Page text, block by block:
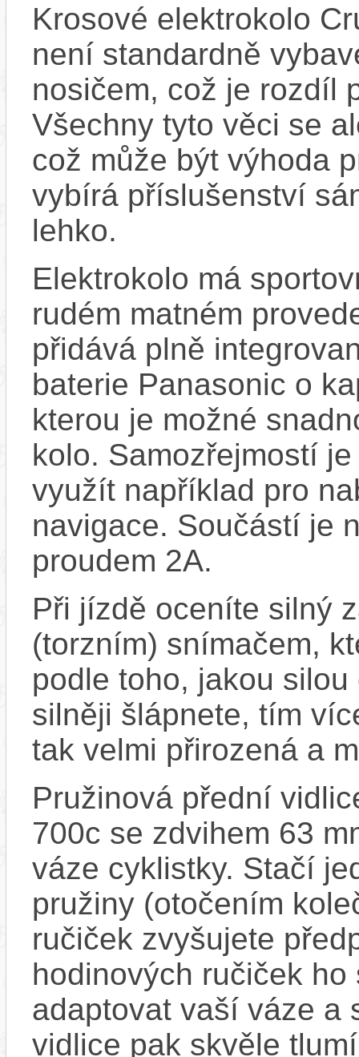
Krosové elektrokolo
není standardně
nosičem, což je rozdíl
Všechny tyto věci se
což může být výhoda
vybírá příslušenství
lehko.
Elektrokolo má
rudém matném
přidává plně
baterie Panasonic o
kterou je možné
kolo. Samozřejmostí
využít například pro
navigace. Součástí je
proudem 2A.
Při jízdě oceníte silný
(torzním) snímačem,
podle toho, jakou
silněji šlápnete, tím
tak velmi přirozená a
Pružinová přední
700c se zdvihem 63
váze cyklistky. Stačí
pružiny (otočením
ručiček zvyšujete
hodinových ručiček
adaptovat vaší váze a
vidlice pak skvěle